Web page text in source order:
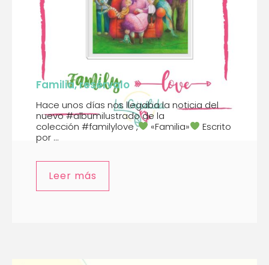
Familia, resérvalo
Hace unos días nos llegaba la noticia del
nuevo #albumilustrado de la
colección #familylove ,
«Familia»
Escrito
por ...
Leer más